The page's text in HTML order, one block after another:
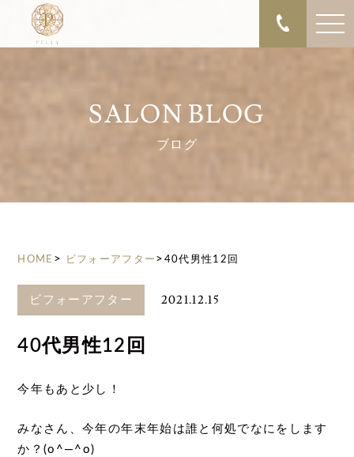
SALON BLOG
ブログ
HOME > ビフォーアフター > 40代男性12回
ビフォーアフター 2021.12.15
40代男性12回
今年もあと少し！
みなさん、今年の年末年始は誰と何処でなにをします
か？(o^―^o)